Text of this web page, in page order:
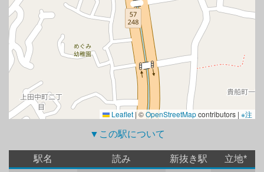
Leaflet |©OpenStreetMapcontributors | ※注
▼この駅について
駅名 読み 新抜き駅
立地*